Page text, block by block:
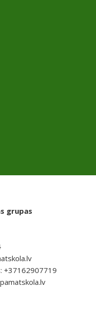
grupas
+37162907719